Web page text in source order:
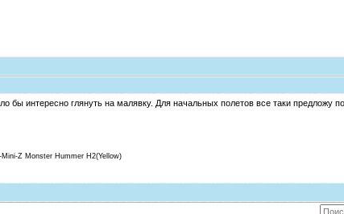
бы интересно глянуть на малявку. Для начальных полетов все таки предложу
Z Monster Hummer H2(Yellow)